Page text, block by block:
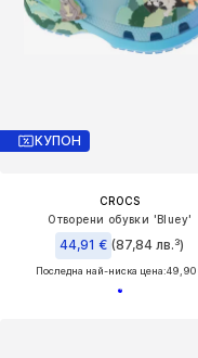
КУПОН
CROCS
Отворени обувки 'Bluey'
44,91 € (87,84 лв.³)
Последна най-ниска цена:49,90